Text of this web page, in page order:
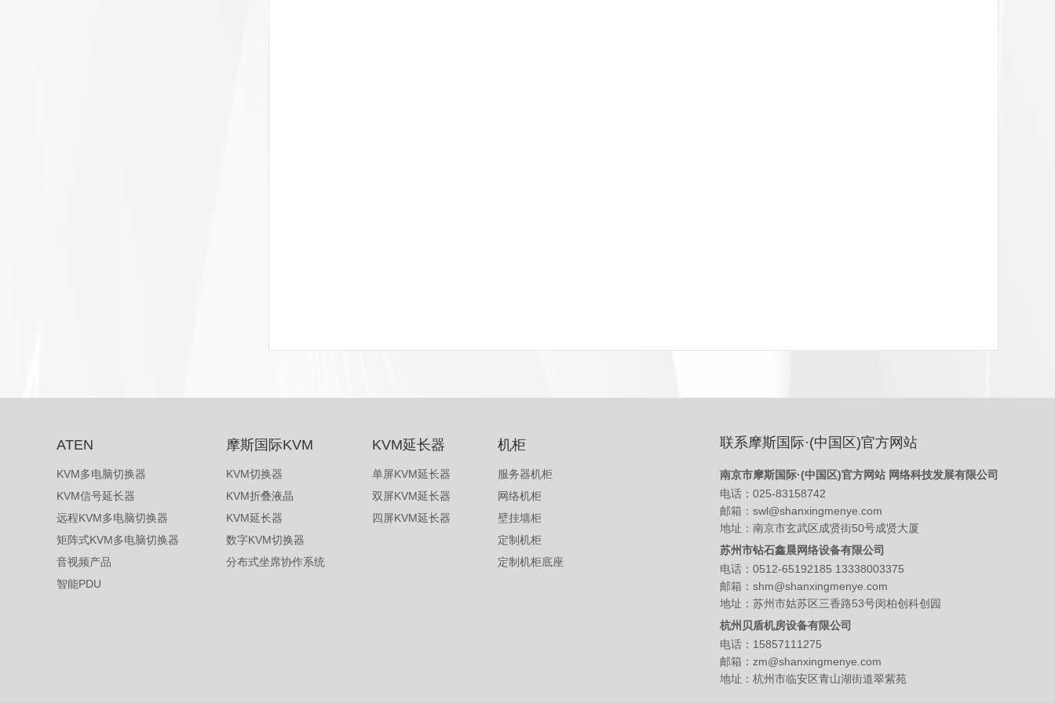
ATEN
KVM多电脑切换器
KVM信号延长器
远程KVM多电脑切换器
矩阵式KVM多电脑切换器
音视频产品
智能PDU
摩斯国际KVM
KVM切换器
KVM折叠液晶
KVM延长器
数字KVM切换器
分布式坐席协作系统
KVM延长器
单屏KVM延长器
双屏KVM延长器
四屏KVM延长器
机柜
服务器机柜
网络机柜
壁挂墙柜
定制机柜
定制机柜底座
联系摩斯国际·(中国区)官方网站
南京市摩斯国际·(中国区)官方网站 网络科技发展有限公司
电话：025-83158742
邮箱：swl@shanxingmenye.com
地址：南京市玄武区成贤街50号成贤大厦
苏州市钻石鑫晨网络设备有限公司
电话：0512-65192185 13338003375
邮箱：shm@shanxingmenye.com
地址：苏州市姑苏区三香路53号闵柏创科创园
杭州贝盾机房设备有限公司
电话：15857111275
邮箱：zm@shanxingmenye.com
地址：杭州市临安区青山湖街道翠紫苑